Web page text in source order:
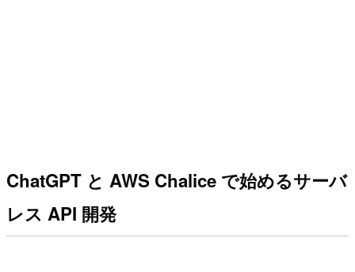
ChatGPT と AWS Chalice で始めるサーバ
レス API 開発